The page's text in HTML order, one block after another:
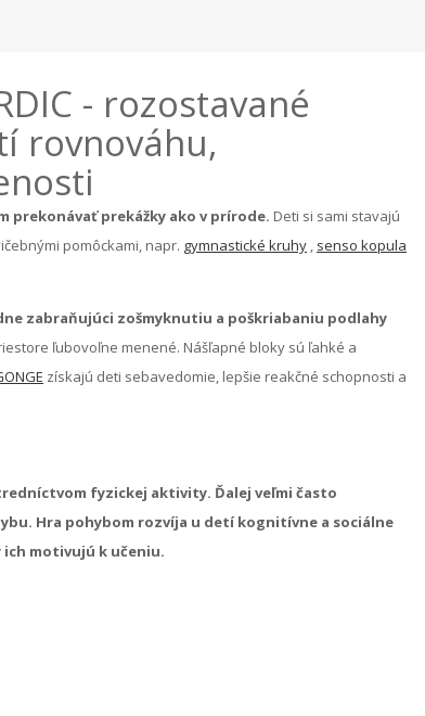
- rozostavané
rovnováhu,
prekonávať prekážky ako v prírode. Deti si sami stavajú
pomôckami, napr. gymnastické kruhy , senso kopula
zabraňujúci zošmyknutiu a poškriabaniu podlahy
ľubovoľne menené. Nášľapné bloky sú ľahké a
získajú deti sebavedomie, lepšie reakčné schopnosti a
fyzickej aktivity. Ďalej veľmi často
Hra pohybom rozvíja u detí kognitívne a sociálne
motivujú k učeniu.